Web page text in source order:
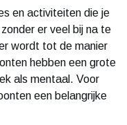
en activiteiten die je
er veel bij na te
wordt tot de manier
hebben een grote
als mentaal. Voor
een belangrijke